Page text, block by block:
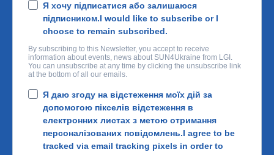
Я хочу підписатися або залишаюся
підписником.I would like to subscribe or I
choose to remain subscribed.
By subscribing to this Newsletter, you accept to receive
information about events, news about SUN4Ukraine from LGI.
You can unsubscribe at any time by clicking the unsubscribe link
at the bottom of all our emails.
Я даю згоду на відстеження моїх дій за
допомогою пікселів відстеження в
електронних листах з метою отримання
персоналізованих повідомлень.I agree to be
tracked via email tracking pixels in order to